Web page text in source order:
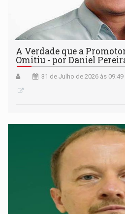
A Verdade que a
Omitiu - por Daniel
31 de Julho de 2026 às 09:49